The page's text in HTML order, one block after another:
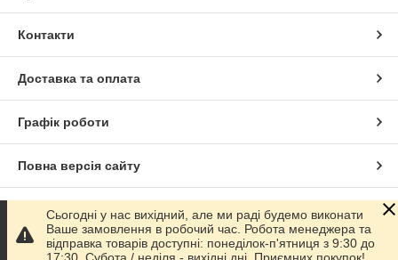
Контакти
Доставка та оплата
Графік роботи
Повна версія сайту
Сайт створено на маркетплейсі Prom.ua
Політика конфіденційності
Сьогодні у нас вихідний, але ми раді будемо виконати
Ваше замовлення в робочий час. Робота менеджера та
відправка товарів доступні: понеділок-п'ятниця з 9:30 до